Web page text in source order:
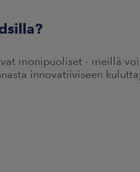
monipuoliset - meillä
innovatiiviseen